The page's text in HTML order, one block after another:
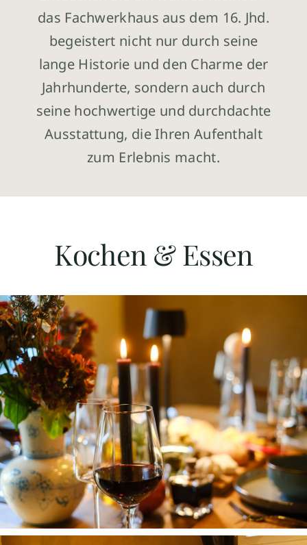
das Fachwerkhaus aus dem 16. Jhd.
begeistert nicht nur durch seine
lange Historie und den Charme der
Jahrhunderte, sondern auch durch
seine hochwertige und durchdachte
Ausstattung, die Ihren Aufenthalt
zum Erlebnis macht.
Kochen & Essen